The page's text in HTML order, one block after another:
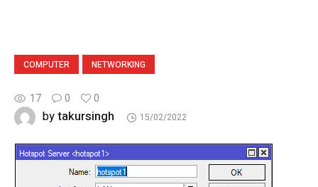
COMPUTER NETWORKING
17 0 0
bytakursingh 15/02/2022